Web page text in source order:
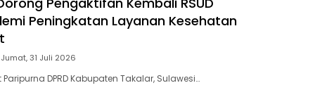
Peningkatan Layanan Kesehatan
Jumat, 31 Juli 2026
Paripurna DPRD Kabupaten Takalar, Sulawesi…